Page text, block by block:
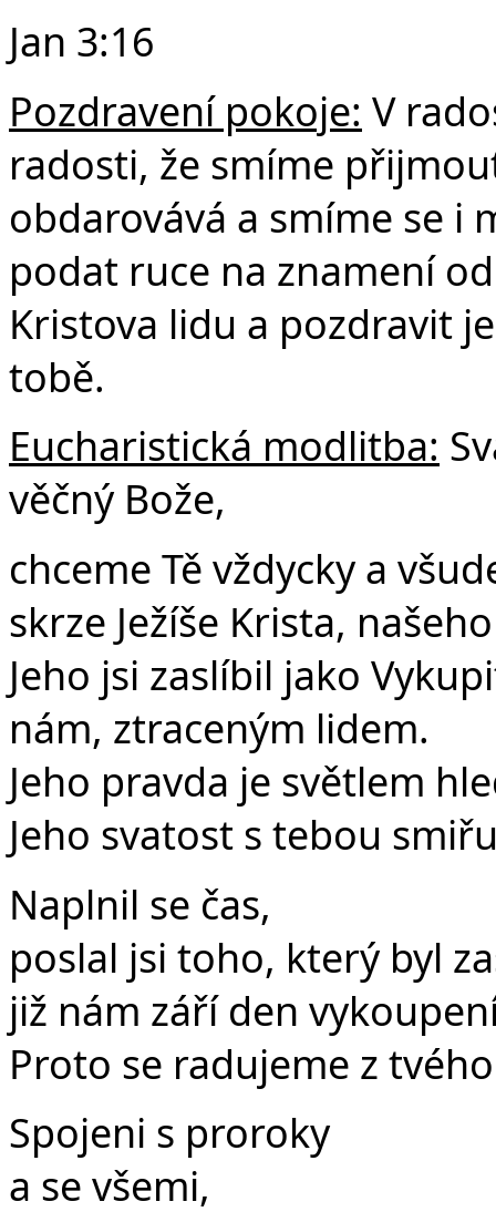
Jan 3:16
Pozdravení pokoje: V
radosti, že smíme
obdarovává a smíme se i
podat ruce na znamení
Kristova lidu a pozdravit
tobě.
Eucharistická modlitba:
věčný Bože,
chceme Tě vždycky a
skrze Ježíše Krista,
Jeho jsi zaslíbil jako
nám, ztraceným lidem.
Jeho pravda je světlem
Jeho svatost s tebou
Naplnil se čas,
poslal jsi toho, který byl
již nám září den
Proto se radujeme z
Spojeni s proroky
a se všemi,